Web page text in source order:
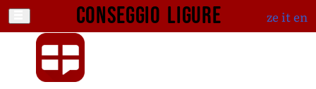
Conseggio ligure ze iten